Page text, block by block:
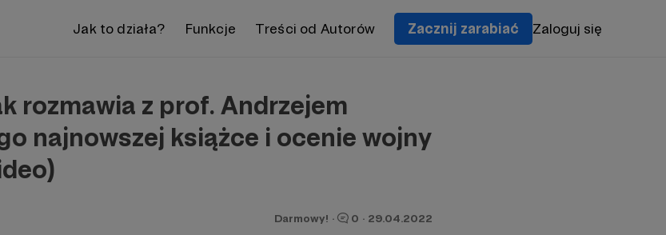
Jak to działa? Funkcje Treści od Autorów Zacznij zarabiać Zaloguj się
rozmawia z prof. Andrzejem
najnowszej książce i ocenie wojny
Darmowy! · 0 · 29.04.2022